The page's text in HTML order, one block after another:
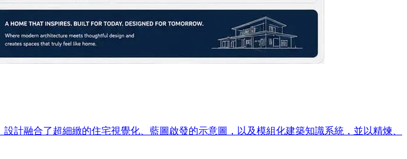
計融合了超細緻的住宅視覺化、藍圖啟發的示意圖，以及模組化建築知識系統，並以精煉、